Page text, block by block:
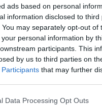
ads based on personal
information disclosed to
may separately opt-out of
personal information by
participants. This
by us to third parties on
that may further
Data Processing Opt Outs
modelli di business,
industria digitale,
all’integrazione di questi
vengono utilizzate
di telecomunicazioni”.